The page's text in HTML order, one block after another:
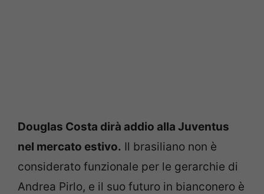
Douglas Costa dirà addio alla Juventus
nel mercato estivo. Il brasiliano non è
considerato funzionale per le gerarchie di
Andrea Pirlo, e il suo futuro in bianconero è